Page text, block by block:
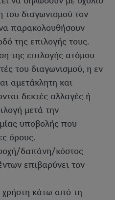
διαγωνισμού τον
παρακολουθήσουν
της επιλογής τους.
της επιλογής ατόμου
του διαγωνισμού, η εν
αμετάκλητη και
δεκτές αλλαγές ή
μετά την
υποβολής που
όρους.
δαπάνη/κόστος
επιβαρύνει τον
χρήστη κάτω από τη